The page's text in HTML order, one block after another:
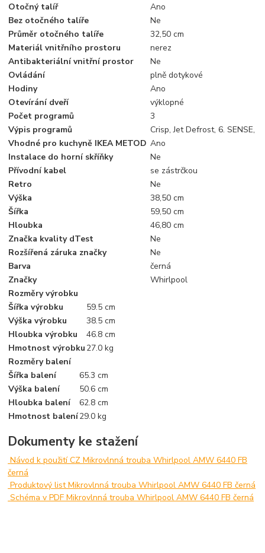
Otočný talíř
Ano
Bez otočného talíře
Ne
Průměr otočného talíře
32,50 cm
Materiál vnitřního prostoru
nerez
Antibakteriální vnitřní prostor
Ne
Ovládání
plně dotykové
Hodiny
Ano
Otevírání dveří
výklopné
Počet programů
3
Výpis programů
Crisp, Jet Defrost, 6. SENSE,
Vhodné pro kuchyně IKEA METOD Ano
Instalace do horní skříňky
Ne
Přívodní kabel
se zástrčkou
Retro
Ne
Výška
38,50 cm
Šířka
59,50 cm
Hloubka
46,80 cm
Značka kvality dTest
Ne
Rozšířená záruka značky
Ne
Barva
černá
Značky
Whirlpool
Rozměry výrobku
Šířka výrobku
59.5 cm
Výška výrobku
38.5 cm
Hloubka výrobku
46.8 cm
Hmotnost výrobku 27.0 kg
Rozměry balení
Šířka balení
65.3 cm
Výška balení
50.6 cm
Hloubka balení
62.8 cm
Hmotnost balení29.0 kg
Dokumenty ke stažení
Návod k použití CZ Mikrovlnná trouba Whirlpool AMW 6440 FB
černá
Produktový list Mikrovlnná trouba Whirlpool AMW 6440 FB černá
Schéma v PDF Mikrovlnná trouba Whirlpool AMW 6440 FB černá